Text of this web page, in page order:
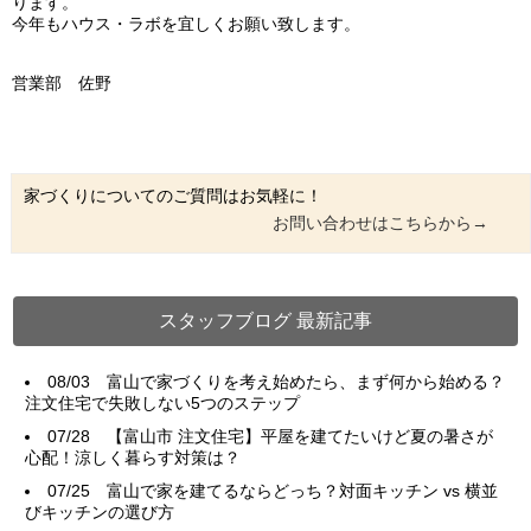
今年もハウス・ラボを宜しくお願い致します。
営業部 佐野
家づくりについてのご質問はお気軽に！
お問い合わせはこちらから→
スタッフブログ 最新記事
08/03富山で家づくりを考え始めたら、まず何から始める？
注文住宅で失敗しない5つのステップ
07/28
【富山市 注文住宅】平屋を建てたいけど夏の暑さが
心配！涼しく暮らす対策は？
07/25富山で家を建てるならどっち？対面キッチン vs 横並
びキッチンの選び方